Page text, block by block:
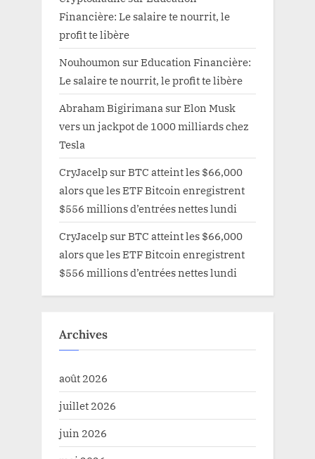
Financière: Le salaire te nourrit, le
profit te libère
Nouhoumon surEducation Financière:
Le salaire te nourrit, le profit te libère
Abraham Bigirimana surElon Musk
vers un jackpot de 1000 milliards chez
Tesla
CryJacelp surBTC atteint les $66,000
alors que les ETF Bitcoin enregistrent
$556 millions d’entrées nettes lundi
CryJacelp surBTC atteint les $66,000
alors que les ETF Bitcoin enregistrent
$556 millions d’entrées nettes lundi
Archives
août 2026
juillet 2026
juin 2026